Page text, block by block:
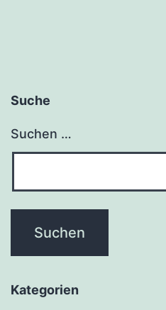
Suche
Suchen …
Kategorien